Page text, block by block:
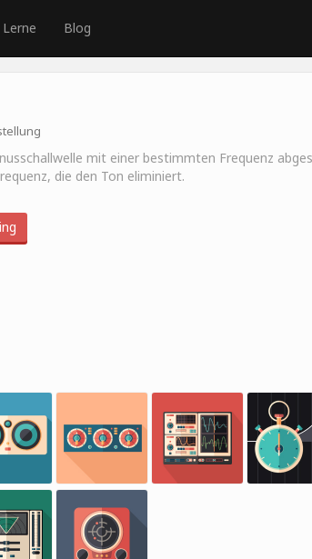
Lerne Blog
mit einer bestimmten Frequenz
die den Ton eliminiert.